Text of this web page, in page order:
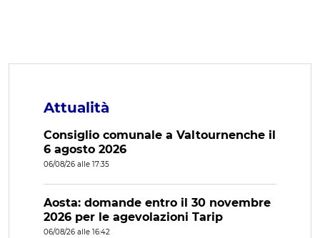
Attualità
Consiglio comunale a Valtournenche il
6 agosto 2026
06/08/26 alle 17:35
Aosta: domande entro il 30 novembre
2026 per le agevolazioni Tarip
06/08/26 alle 16:42